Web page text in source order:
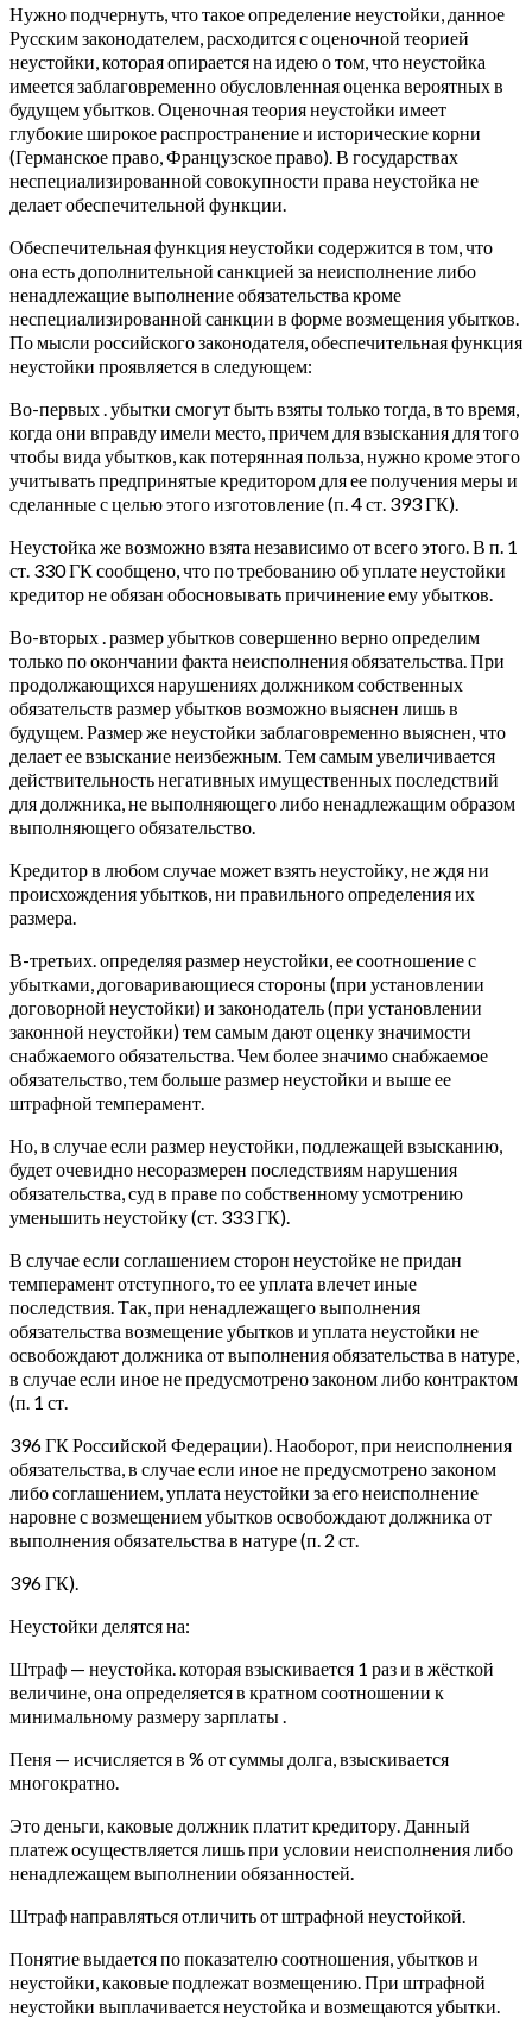
Нужно подчернуть, что такое определение неустойки, данное
Русским законодателем, расходится с оценочной теорией
неустойки, которая опирается на идею о том, что неустойка
имеется заблаговременно обусловленная оценка вероятных в
будущем убытков. Оценочная теория неустойки имеет
глубокие широкое распространение и исторические корни
(Германское право, Французское право). В государствах
неспециализированной совокупности права неустойка не
делает обеспечительной функции.
Обеспечительная функция неустойки содержится в том, что
она есть дополнительной санкцией за неисполнение либо
ненадлежащие выполнение обязательства кроме
неспециализированной санкции в форме возмещения убытков.
По мысли российского законодателя, обеспечительная функция
неустойки проявляется в следующем:
Во-первых . убытки смогут быть взяты только тогда, в то время,
когда они вправду имели место, причем для взыскания для того
чтобы вида убытков, как потерянная польза, нужно кроме этого
учитывать предпринятые кредитором для ее получения меры и
сделанные с целью этого изготовление (п. 4 ст. 393 ГК).
Неустойка же возможно взята независимо от всего этого. В п. 1
ст. 330 ГК сообщено, что по требованию об уплате неустойки
кредитор не обязан обосновывать причинение ему убытков.
Во-вторых . размер убытков совершенно верно определим
только по окончании факта неисполнения обязательства. При
продолжающихся нарушениях должником собственных
обязательств размер убытков возможно выяснен лишь в
будущем. Размер же неустойки заблаговременно выяснен, что
делает ее взыскание неизбежным. Тем самым увеличивается
действительность негативных имущественных последствий
для должника, не выполняющего либо ненадлежащим образом
выполняющего обязательство.
Кредитор в любом случае может взять неустойку, не ждя ни
происхождения убытков, ни правильного определения их
размера.
В-третьих. определяя размер неустойки, ее соотношение с
убытками, договаривающиеся стороны (при установлении
договорной неустойки) и законодатель (при установлении
законной неустойки) тем самым дают оценку значимости
снабжаемого обязательства. Чем более значимо снабжаемое
обязательство, тем больше размер неустойки и выше ее
штрафной темперамент.
Но, в случае если размер неустойки, подлежащей взысканию,
будет очевидно несоразмерен последствиям нарушения
обязательства, суд в праве по собственному усмотрению
уменьшить неустойку (ст. 333 ГК).
В случае если соглашением сторон неустойке не придан
темперамент отступного, то ее уплата влечет иные
последствия. Так, при ненадлежащего выполнения
обязательства возмещение убытков и уплата неустойки не
освобождают должника от выполнения обязательства в натуре,
в случае если иное не предусмотрено законом либо контрактом
(п. 1 ст.
396 ГК Российской Федерации). Наоборот, при неисполнения
обязательства, в случае если иное не предусмотрено законом
либо соглашением, уплата неустойки за его неисполнение
наровне с возмещением убытков освобождают должника от
выполнения обязательства в натуре (п. 2 ст.
396 ГК).
Неустойки делятся на:
Штраф — неустойка. которая взыскивается 1 раз и в жёсткой
величине, она определяется в кратном соотношении к
минимальному размеру зарплаты .
Пеня — исчисляется в % от суммы долга, взыскивается
многократно.
Это деньги, каковые должник платит кредитору. Данный
платеж осуществляется лишь при условии неисполнения либо
ненадлежащем выполнении обязанностей.
Штраф направляться отличить от штрафной неустойкой.
Понятие выдается по показателю соотношения, убытков и
неустойки, каковые подлежат возмещению. При штрафной
неустойки выплачивается неустойка и возмещаются убытки.